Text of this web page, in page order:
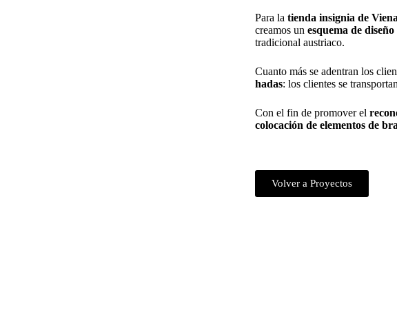
Para la tienda insignia de Viena
creamos un esquema de
tradicional austriaco.
Cuanto más se adentran los
hadas: los clientes se
Con el fin de promover el
colocación de elementos de
Volver a Proyectos